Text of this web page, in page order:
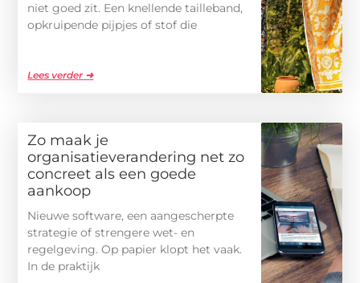
niet goed zit. Een knellende tailleband,
opkruipende pijpjes of stof die
Lees verder ➜
Zo maak je
organisatieverandering net zo
concreet als een goede
aankoop
Nieuwe software, een aangescherpte
strategie of strengere wet- en
regelgeving. Op papier klopt het vaak.
In de praktijk